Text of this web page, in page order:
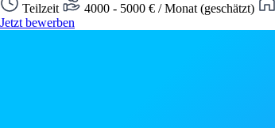
Teilzeit 4000 - 5000 € / Monat (geschätzt)
Jetzt bewerben